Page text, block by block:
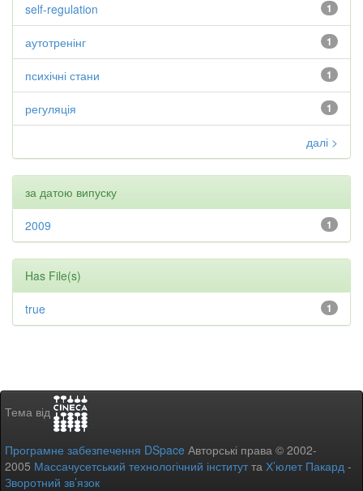
1
self-regulation
1
аутотренінг
1
психічні стани
1
регуляція
далі >
за датою випуску
1
2009
Has File(s)
1
true
Тема від
Програмне забезпечення DSpace Авторські права © 2002-
2005 Массачусетський технологічний інститутта Х’юлет Пакард -
Зворотний зв’язок